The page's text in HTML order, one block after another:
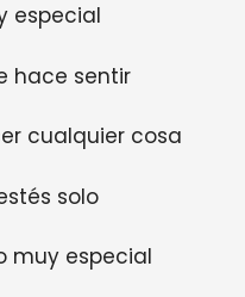
especial
hace sentir
cualquier cosa
solo
muy especial